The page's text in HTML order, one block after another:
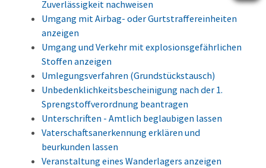
Zuverlässigkeit nachweisen
Umgang mit Airbag- oder Gurtstraffereinheiten
anzeigen
Umgang und Verkehr mit explosionsgefährlichen
Stoffen anzeigen
Umlegungsverfahren (Grundstückstausch)
Unbedenklichkeitsbescheinigung nach der 1.
Sprengstoffverordnung beantragen
Unterschriften - Amtlich beglaubigen lassen
Vaterschaftsanerkennung erklären und
beurkunden lassen
Veranstaltung eines Wanderlagers anzeigen